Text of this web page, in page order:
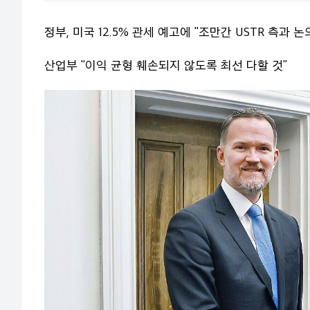
정부, 미국 12.5% 관세 예고에 "조만간 USTR 측과 논
산업부 "이익 균형 훼손되지 않도록 최선 다할 것"